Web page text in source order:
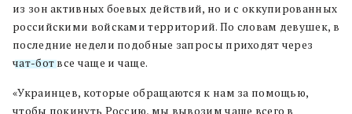
из зон активных боевых действий, но и с оккупированных
российскими войсками территорий. По словам девушек, в
последние недели подобные запросы приходят через
чат-ботвсе чаще и чаще.
«Украинцев, которые обращаются к нам за помощью,
чтобы покинуть Россию, мы вывозим чаще всего в